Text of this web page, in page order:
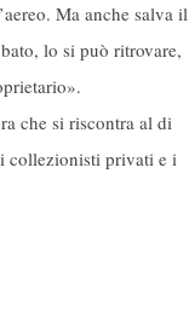
Ma anche salva il
lo si può ritrovare,
che si riscontra al di
collezionisti privati e i